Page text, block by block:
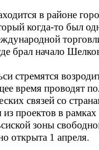
в районе
когда-то был
брал начало
стремятся
время проводят
связей со
проектов в рамках
зоны
открыта 1 апреля.